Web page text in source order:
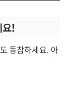
요!
동참하세요. 아